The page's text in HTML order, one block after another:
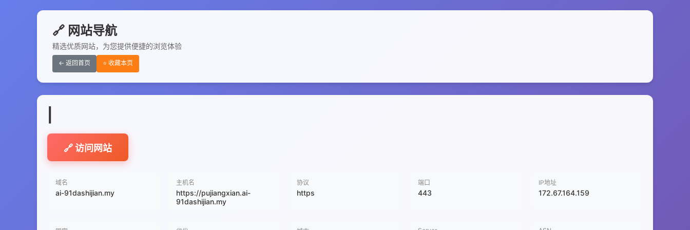
🔗 网站导航
精选优质网站，为您提供便捷的浏览体验
← 返回首页 ⭐ 收藏本页
🔗 访问网站
域名
ai-91dashijian.my
主机名
https://pujiangxian.ai-
91dashijian.my
协议
https
端口
443
IP地址
172.67.164.159